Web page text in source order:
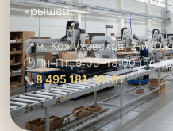
крышей.
📍м. Кожуховская, 2-й
🕑Пн–Пт: 9:00–18:00 (по
📞8 495 181-19-91